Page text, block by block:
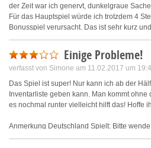
der Zeit war ich genervt, dunkelgraue
Für das Hauptspiel würde ich trotzdem 4
Bonusspiel verursacht. Das ist sehr kurz
hanebüchen empfunden.
Einige Probleme!
verfasst von Simone am 11.02.2017 um
Das Spiel ist super! Nur kann ich ab der
Inventarliste geben kann. Man kommt
es nochmal runter vielleicht hilft das! Hoffe
Anmerkung Deutschland Spielt: Bitte